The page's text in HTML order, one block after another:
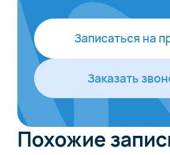
Записаться на
Заказать
Похожие